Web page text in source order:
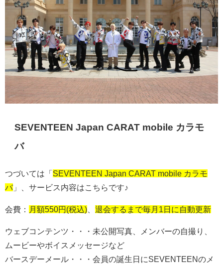
SEVENTEEN Japan CARAT mobile カラモ
バ
つづいては「 SEVENTEEN Japan CARAT mobile カラモ
バ」、サービス内容はこちらです♪
会費： 月額550円(税込) 退会するまで毎月1日に自動更新
ウェブコンテンツ・・・未公開写真、メンバーの自撮り、
ムービーやボイスメッセージなど
バースデーメール・・・会員の誕生日にSEVENTEENのメ